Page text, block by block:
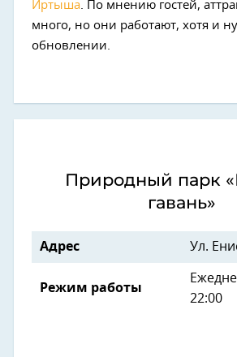
Иртыша. По мнению гостей,
много, но они работают, хотя и
обновлении.
Природный парк
гавань»
Адрес Ул.
Режим работы
22:00